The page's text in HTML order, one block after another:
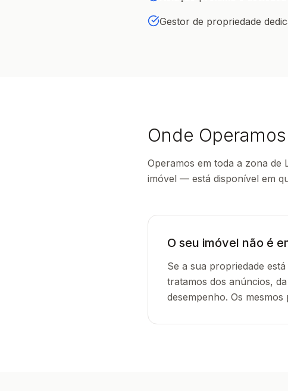
Gestor de propriedade
Onde Operamos
Operamos em toda a zona
imóvel — está disponível em
O seu imóvel não é
Se a sua propriedade
tratamos dos anúncios,
desempenho. Os